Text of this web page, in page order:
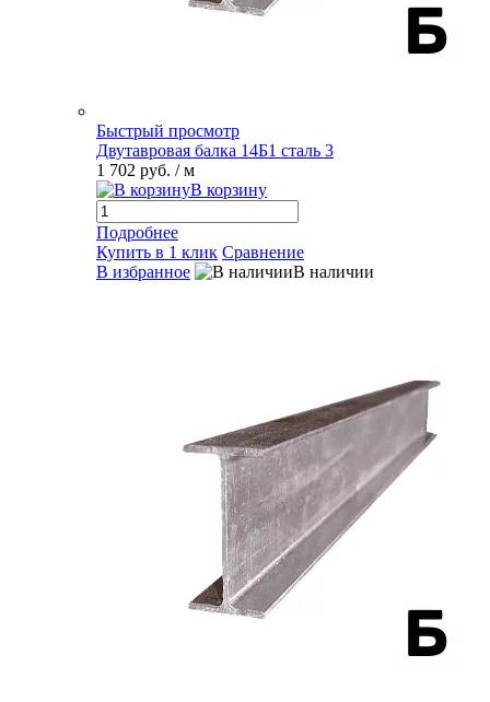
Быстрый просмотр
Двутавровая балка 14Б1 сталь 3
1 702 руб. / м
В корзину
Подробнее
Купить в 1 клик Сравнение
В избранное
В наличии